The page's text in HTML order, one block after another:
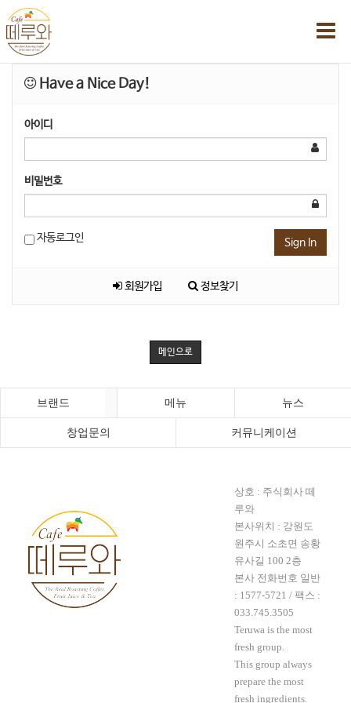
Have a Nice Day!
아이디
비밀번호
자동로그인 Sign In
회원가입 정보찾기
메인으로
브랜드 메뉴 뉴스
창업문의 커뮤니케이션
상호 : 주식회사 떼
루와
본사위치 : 강원도
원주시 소초면 송황
유사길 100 2층
본사 전화번호 일반
: 1577-5721 / 팩스 :
033.745.3505
Teruwa is the most
fresh group.
This group always
prepare the most
fresh ingredients.